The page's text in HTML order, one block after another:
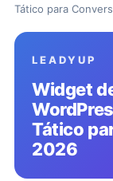
Tático para
LEADYUP
Widget
Tático
2026